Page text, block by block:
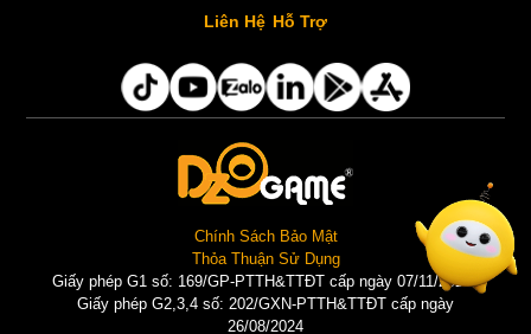
Liên Hệ Hỗ Trợ
Chính Sách Bảo Mật
Thỏa Thuận Sử Dụng
Giấy phép G1 số: 169/GP-PTTH&TTĐT cấp ngày 07/11/2025 |
Giấy phép G2,3,4 số: 202/GXN-PTTH&TTĐT cấp ngày
26/08/2024